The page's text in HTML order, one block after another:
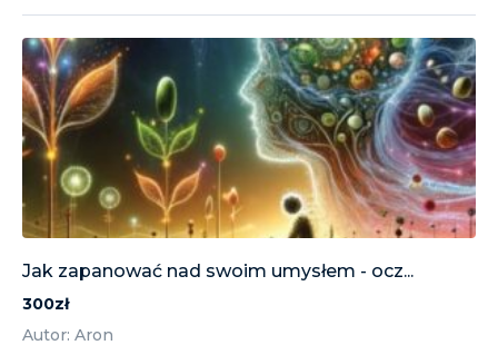
Jak zapanować nad swoim umysłem - ocz...
300zł
Autor: Aron